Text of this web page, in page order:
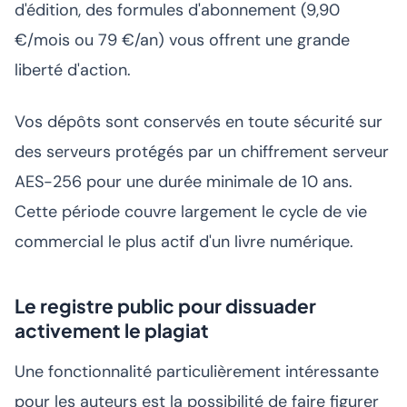
d'édition, des formules d'abonnement (9,90
€/mois ou 79 €/an) vous offrent une grande
liberté d'action.
Vos dépôts sont conservés en toute sécurité sur
des serveurs protégés par un chiffrement serveur
AES-256 pour une durée minimale de 10 ans.
Cette période couvre largement le cycle de vie
commercial le plus actif d'un livre numérique.
Le registre public pour dissuader
activement le plagiat
Une fonctionnalité particulièrement intéressante
pour les auteurs est la possibilité de faire figurer